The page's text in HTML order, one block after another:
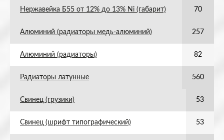
Нержавейка Б55 от 12% до 13% Ni (габарит) 70
Алюминий (радиаторы медь-алюминий) 257
Алюминий (радиаторы) 82
Радиаторы латунные 560
Свинец (грузики) 53
Свинец (шрифт типографический) 53